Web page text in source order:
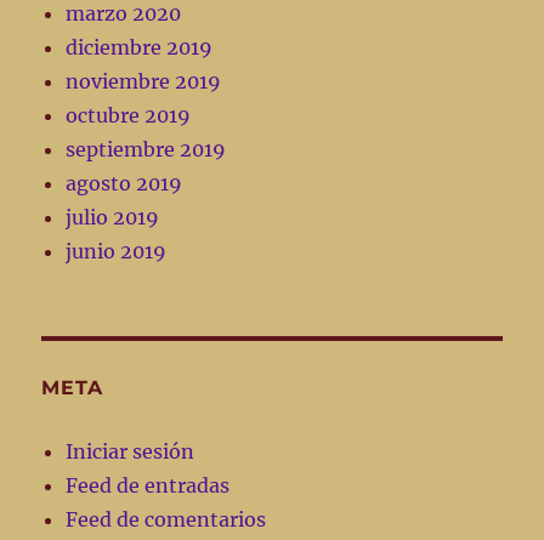
marzo 2020
diciembre 2019
noviembre 2019
octubre 2019
septiembre 2019
agosto 2019
julio 2019
junio 2019
META
Iniciar sesión
Feed de entradas
Feed de comentarios